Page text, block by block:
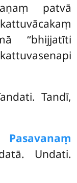
patvā
‘‘bhijjatīti
Tandī,
Pasavanaṃ
Undati.